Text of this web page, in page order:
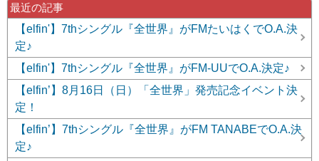
最近の記事
【elfin'】7thシングル『全世界』がFMたいはくでO.A.決
定♪
【elfin'】7thシングル『全世界』がFM-UUでO.A.決定♪
【elfin’】8月16日（日）「全世界」発売記念イベント決
定！
【elfin’】7thシングル『全世界』がFM TANABEでO.A.決
定♪